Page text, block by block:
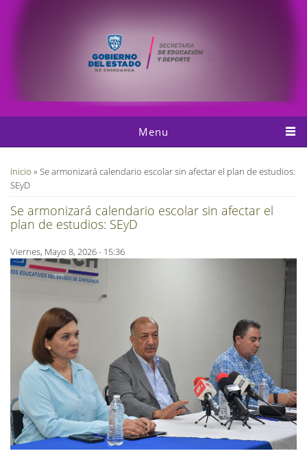
Menu
Usted está aquí
Inicio » Se armonizará calendario escolar sin afectar el plan de estudios:
SEyD
Se armonizará calendario escolar sin afectar el
plan de estudios: SEyD
Viernes, Mayo 8, 2026 - 15:36